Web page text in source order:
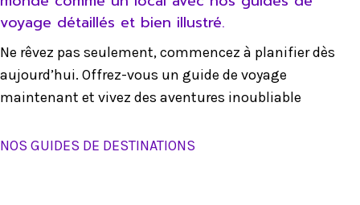
voyage détaillés et bien illustré.
Ne rêvez pas seulement, commencez à planifier dès
aujourd’hui. Offrez-vous un guide de voyage
maintenant et vivez des aventures inoubliable
NOS GUIDES DE DESTINATIONS